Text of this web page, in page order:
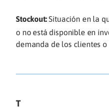
Stockout:Situación en la
o no está disponible en
demanda de los clientes
T